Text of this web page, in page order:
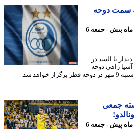
دوحه
23 ماه پیش - جمعه 6
با السد در
راهی دوحه
قطر شد. دیدار السد استقلال دوشنبه 9 مهر در دوحه قطر برگزار خواهد شد. -
23 ماه پیش - جمعه 6